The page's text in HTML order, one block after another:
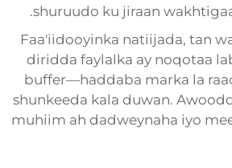
shuruudo ku jiraan
Faa'iidooyinka natiijada, tan
diridda faylalka ay noqotaa
buffer—haddaba marka la
shunkeeda kala duwan.
muhiim ah dadweynaha iyo